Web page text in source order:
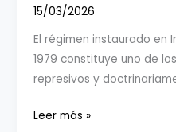
JUNTAN:
NO
TAN
EXTRAÑA
ENTRE
15/03/2026
El régimen instaurado en
1979 constituye uno de
represivos y
Islamofascismo
Leer más »